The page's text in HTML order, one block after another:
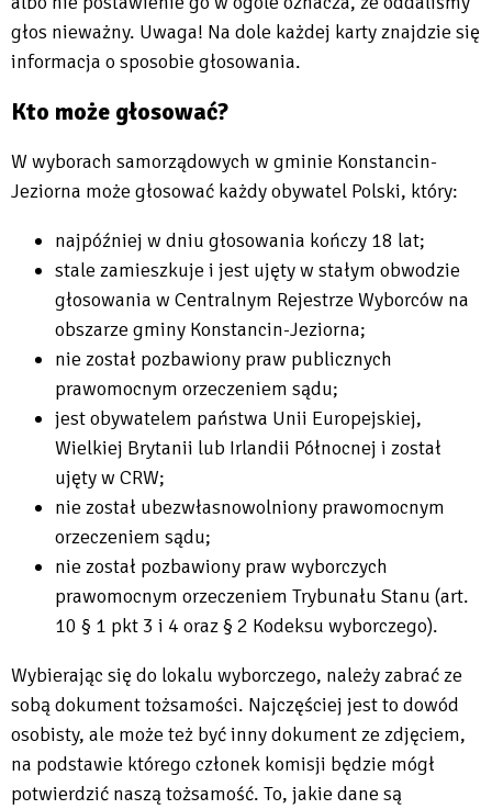
głos nieważny. Uwaga! Na dole każdej karty znajdzie się
informacja o sposobie głosowania.
Kto może głosować?
W wyborach samorządowych w gminie Konstancin-
Jeziorna może głosować każdy obywatel Polski, który:
najpóźniej w dniu głosowania kończy 18 lat;
stale zamieszkuje i jest ujęty w stałym obwodzie
głosowania w Centralnym Rejestrze Wyborców na
obszarze gminy Konstancin-Jeziorna;
nie został pozbawiony praw publicznych
prawomocnym orzeczeniem sądu;
jest obywatelem państwa Unii Europejskiej,
Wielkiej Brytanii lub Irlandii Północnej i został
ujęty w CRW;
nie został ubezwłasnowolniony prawomocnym
orzeczeniem sądu;
nie został pozbawiony praw wyborczych
prawomocnym orzeczeniem Trybunału Stanu (art.
10 § 1 pkt 3 i 4 oraz § 2 Kodeksu wyborczego).
Wybierając się do lokalu wyborczego, należy zabrać ze
sobą dokument tożsamości. Najczęściej jest to dowód
osobisty, ale może też być inny dokument ze zdjęciem,
na podstawie którego członek komisji będzie mógł
potwierdzić naszą tożsamość. To, jakie dane są